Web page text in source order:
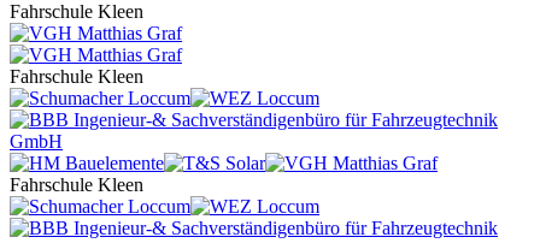
Fahrschule Kleen
Fahrschule Kleen
Fahrschule Kleen